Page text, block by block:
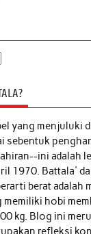
yang menjuluki
sebentuk
ini adalah
1970. Battala'
berat adalah
memiliki hobi
kg. Blog ini
refleksi